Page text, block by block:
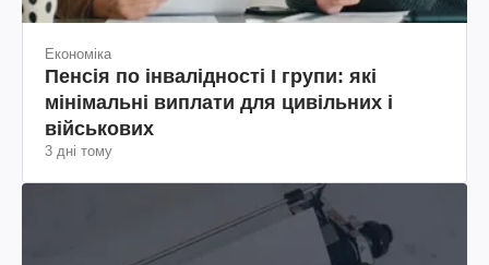
Економіка
Пенсія по інвалідності I групи: які
мінімальні виплати для цивільних і
військових
3 дні тому